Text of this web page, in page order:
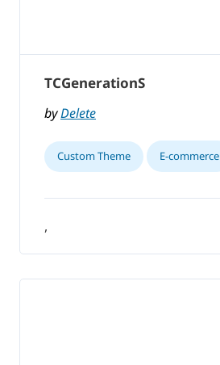
TCGenerationS
byDelete
Custom Theme E-commerce
,